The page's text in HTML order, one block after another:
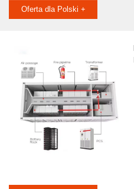
Oferta dla Polski +